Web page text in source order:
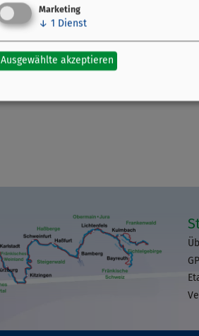
Marketing
↓ 1 Dienst
Ausgewählte akzeptieren